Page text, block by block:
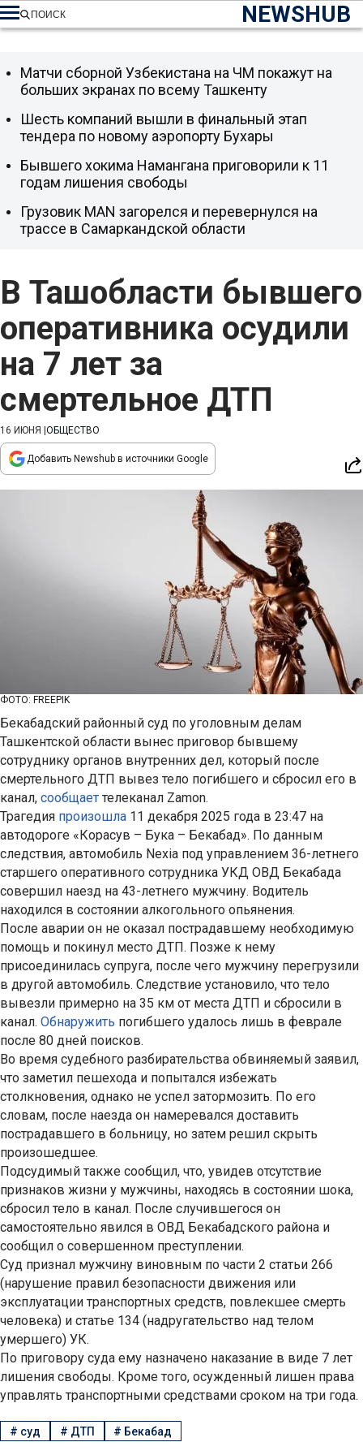
NEWSHUB
ПОИСК
В Ташобласти бывшего
оперативника осудили
на 7 лет за
смертельное ДТП
16 ИЮНЯ ОБЩЕСТВО
Добавить Newshub в источники Google
ФОТО: FREEPIK
Бекабадский районный суд по уголовным делам
Ташкентской области вынес приговор бывшему
сотруднику органов внутренних дел, который после
смертельного ДТП вывез тело погибшего и сбросил его в
канал, сообщает телеканал Zamon.
Трагедия произошла 11 декабря 2025 года в 23:47 на
автодороге «Корасув – Бука – Бекабад». По данным
следствия, автомобиль Nexia под управлением 36-летнего
старшего оперативного сотрудника УКД ОВД Бекабада
совершил наезд на 43-летнего мужчину. Водитель
находился в состоянии алкогольного опьянения.
После аварии он не оказал пострадавшему необходимую
помощь и покинул место ДТП. Позже к нему
присоединилась супруга, после чего мужчину перегрузили
в другой автомобиль. Следствие установило, что тело
вывезли примерно на 35 км от места ДТП и сбросили в
канал. Обнаружить погибшего удалось лишь в феврале
после 80 дней поисков.
Во время судебного разбирательства обвиняемый заявил,
что заметил пешехода и попытался избежать
столкновения, однако не успел затормозить. По его
словам, после наезда он намеревался доставить
пострадавшего в больницу, но затем решил скрыть
произошедшее.
Подсудимый также сообщил, что, увидев отсутствие
признаков жизни у мужчины, находясь в состоянии шока,
сбросил тело в канал. После случившегося он
самостоятельно явился в ОВД Бекабадского района и
сообщил о совершенном преступлении.
Суд признал мужчину виновным по части 2 статьи 266
(нарушение правил безопасности движения или
эксплуатации транспортных средств, повлекшее смерть
человека) и статье 134 (надругательство над телом
умершего) УК.
По приговору суда ему назначено наказание в виде 7 лет
лишения свободы. Кроме того, осужденный лишен права
управлять транспортными средствами сроком на три года.
Матчи сборной Узбекистана на ЧМ покажут на
больших экранах по всему Ташкенту
Шесть компаний вышли в финальный этап
тендера по новому аэропорту Бухары
Бывшего хокима Намангана приговорили к 11
годам лишения свободы
Грузовик MAN загорелся и перевернулся на
трассе в Самаркандской области
# суд # ДТП # Бекабад